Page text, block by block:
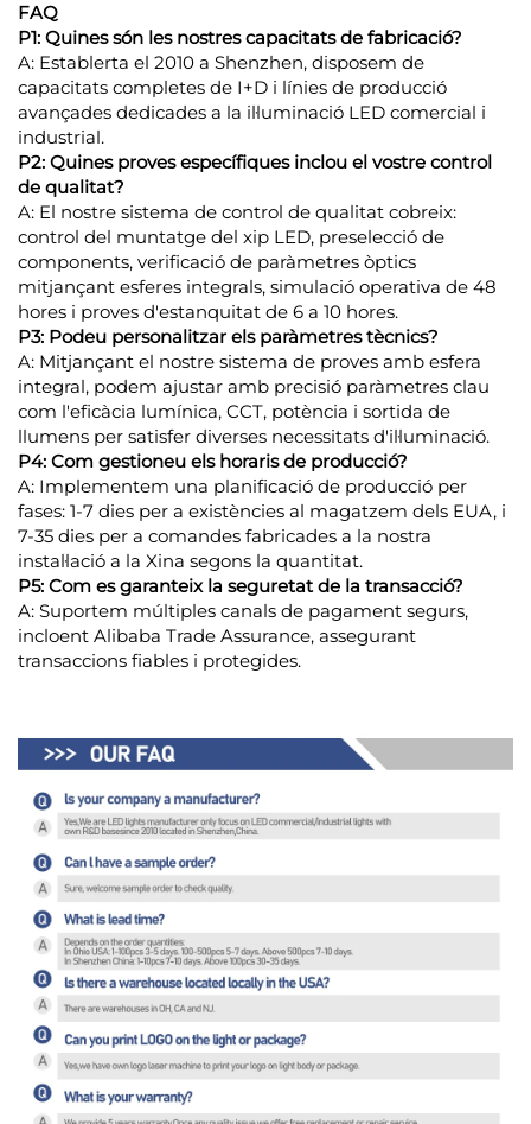
FAQ
P1: Quines són les nostres capacitats de fabricació?
A: Establerta el 2010 a Shenzhen, disposem de
capacitats completes de I+D i línies de producció
avançades dedicades a la il·luminació LED comercial i
industrial.
P2: Quines proves específiques inclou el vostre control
de qualitat?
A: El nostre sistema de control de qualitat cobreix:
control del muntatge del xip LED, preselecció de
components, verificació de paràmetres òptics
mitjançant esferes integrals, simulació operativa de 48
hores i proves d'estanquitat de 6 a 10 hores.
P3: Podeu personalitzar els paràmetres tècnics?
A: Mitjançant el nostre sistema de proves amb esfera
integral, podem ajustar amb precisió paràmetres clau
com l'eficàcia lumínica, CCT, potència i sortida de
llumens per satisfer diverses necessitats d'il·luminació.
P4: Com gestioneu els horaris de producció?
A: Implementem una planificació de producció per
fases: 1-7 dies per a existències al magatzem dels EUA, i
7-35 dies per a comandes fabricades a la nostra
instal·lació a la Xina segons la quantitat.
P5: Com es garanteix la seguretat de la transacció?
A: Suportem múltiples canals de pagament segurs,
incloent Alibaba Trade Assurance, assegurant
transaccions fiables i protegides.